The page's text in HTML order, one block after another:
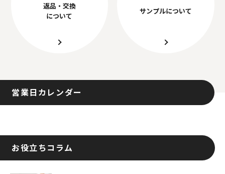
返品・交換
について
サンプルについて
営業日カレンダー
お役立ちコラム